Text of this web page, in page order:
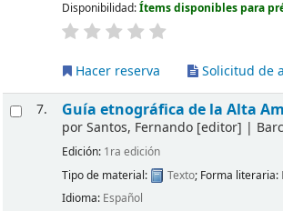
Disponibilidad:Ítems disponibles para
Hacer reserva Solicitud de
7.
Guía etnográfica de la Alta
porSantos, Fernando [editor] |
Edición: 1ra edición
Tipo de material:
Texto; Forma literaria:
Idioma: Español